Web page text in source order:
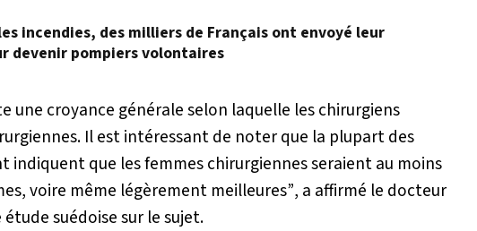
incendies, des milliers de Français ont envoyé leur
devenir pompiers volontaires
une croyance générale selon laquelle les chirurgiens
Il est intéressant de noter que la plupart des
indiquent que les femmes chirurgiennes seraient au moins
voire même légèrement meilleures”, a affirmé le docteur
suédoise sur le sujet.